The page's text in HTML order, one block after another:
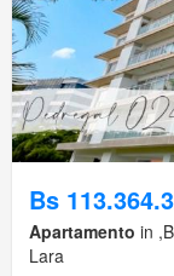
Bs
Apartamento in
Lara